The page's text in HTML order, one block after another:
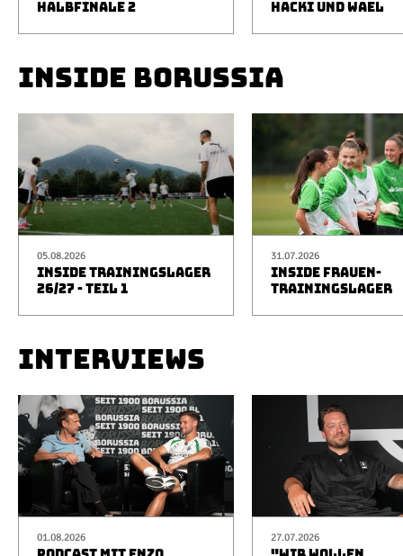
HALBFINALE 2
HACKI UND WAEL
INSIDE BORUSSIA
05.08.2026
INSIDE TRAININGSLAGER
26/27 - TEIL 1
31.07.2026
INSIDE FRAUEN-
TRAININGSLAGER
INTERVIEWS
01.08.2026 27.07.2026